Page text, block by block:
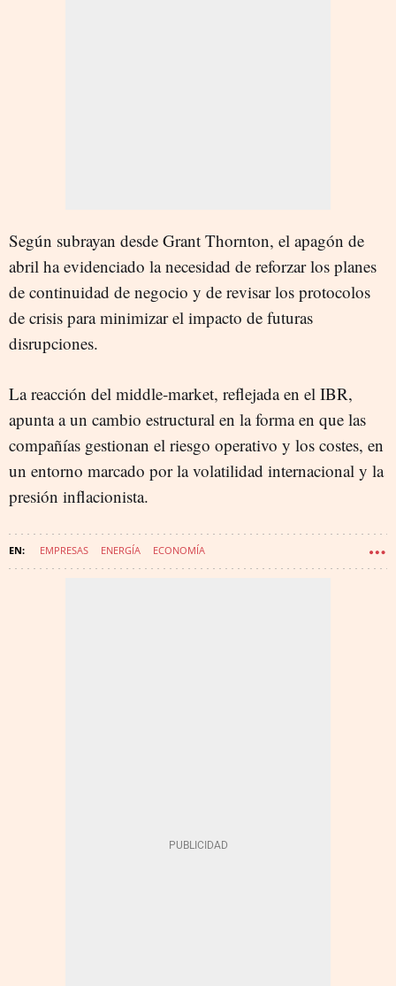
Según subrayan desde Grant Thornton, el apagón de
abril ha evidenciado la necesidad de reforzar los planes
de continuidad de negocio y de revisar los protocolos
de crisis para minimizar el impacto de futuras
disrupciones.
La reacción del middle‑market, reflejada en el IBR,
apunta a un cambio estructural en la forma en que las
compañías gestionan el riesgo operativo y los costes, en
un entorno marcado por la volatilidad internacional y la
presión inflacionista.
EMPRESAS ENERGÍA ECONOMÍA